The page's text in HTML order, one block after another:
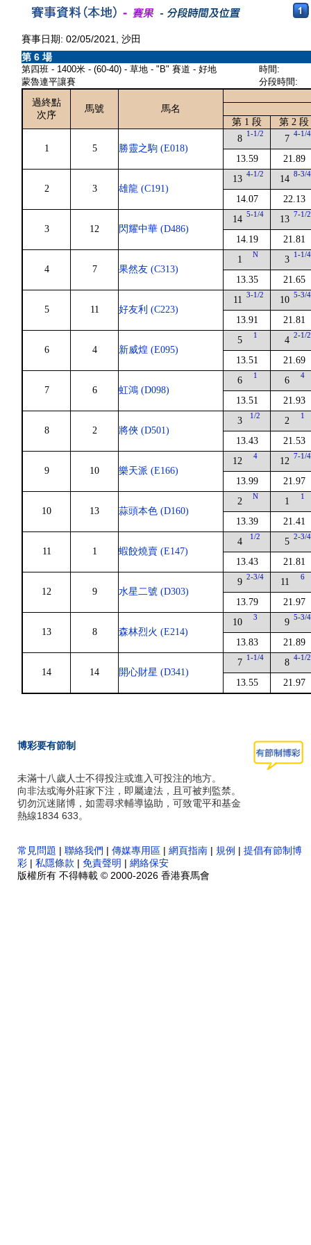
賽事日期: 02/05/2021, 沙田
第 6 場
第四班 - 1400米 - (60-40) - 草地 - "B" 賽道 - 好地
蒙魯連平讓賽
時間:
分段時間:
過終點
次序
馬號
馬名
第 1 段
第 2 段
1 5 勝靈之駒 (E018)
8 1-1/2
13.59
7 4-1/4
21.89
2 3 雄龍 (C191)
13 4-1/2
14.07
14 8-3/4
22.13
3 12 閃耀中華 (D486)
14 5-1/4
14.19
13 7-1/2
21.81
4 7 果然友 (C313)
1 N
13.35
3 1-1/4
21.65
5 11 好友利 (C223)
11 3-1/2
13.91
10 5-3/4
21.81
6 4 新威煌 (E095)
5 1
13.51
4 2-1/2
21.69
7 6 虹鴻 (D098)
6 1
13.51
6 4
21.93
8 2 將俠 (D501)
3 1/2
13.43
2 1
21.53
9 10 樂天派 (E166)
12 4
13.99
12 7-1/4
21.97
10 13 蒜頭本色 (D160)
2 N
13.39
1 1
21.41
11 1 蝦餃燒賣 (E147)
4 1/2
13.43
5 2-3/4
21.81
12 9 水星二號 (D303)
9 2-3/4
13.79
11 6
21.97
13 8 森林烈火 (E214)
10 3
13.83
9 5-3/4
21.89
14 14 開心財星 (D341)
7 1-1/4
13.55
8 4-1/2
21.97
博彩要有節制
未滿十八歲人士不得投注或進入可投注的地方。
向非法或海外莊家下注，即屬違法，且可被判監禁。
切勿沉迷賭博，如需尋求輔導協助，可致電平和基金
熱線1834 633。
常見問題 | 聯絡我們 | 傳媒專用區 | 網頁指南 | 規例 | 提倡有節制博
彩 | 私隱條款 | 免責聲明 | 網絡保安
版權所有 不得轉載 © 2000-2026 香港賽馬會